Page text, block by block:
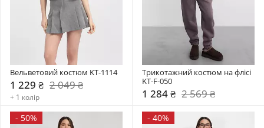
Вельветовий костюм KT-1114
1 229 ₴ 2 049 ₴
+ 1 колір
Трикотажний костюм на флісі
KT-F-050
1 284 ₴ 2 569 ₴
- 50% - 40%